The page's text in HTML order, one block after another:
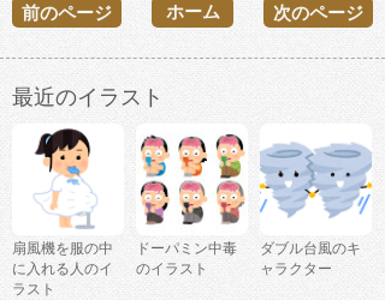
前のページ 次のページ
ホーム
最近のイラスト
扇風機を服の中
に入れる人のイ
ラスト
ドーパミン中毒
のイラスト
ダブル台風のキ
ャラクター